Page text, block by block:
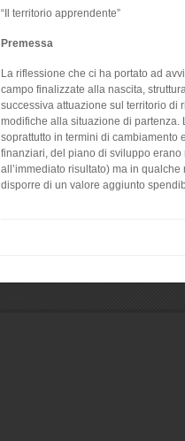
“Il territorio apprendente”
Premessa
La riflessione che ci ha portato ad
campo finalizzate alla nascita,
successiva attuazione sul territorio di
modifiche alla situazione di partenza.
soprattutto in termini di cambiamento
finanziari, del piano di sviluppo
all’immediato risultato) ma in
disporre di un valore aggiunto